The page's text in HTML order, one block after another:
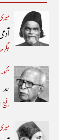
میری
جگر
حمد
رفیع
میری